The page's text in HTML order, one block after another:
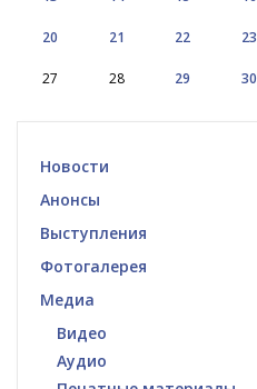
20 21 22 23
27 28 29 30
Новости
Анонсы
Выступления
Фотогалерея
Медиа
Видео
Аудио